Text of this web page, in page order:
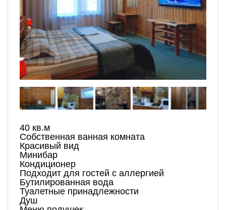
40 кв.м
Собственная ванная комната
Красивый вид
Минибар
Кондиционер
Подходит для гостей с аллергией
Бутилированная вода
Туалетные принадлежности
Душ